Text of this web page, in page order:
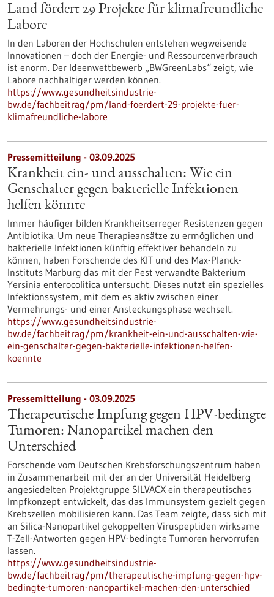
Land fördert 29 Projekte für klimafreundliche
Labore
In den Laboren der Hochschulen entstehen wegweisende
Innovationen – doch der Energie- und Ressourcenverbrauch
ist enorm. Der Ideenwettbewerb „BWGreenLabs“ zeigt, wie
Labore nachhaltiger werden können.
https://www.gesundheitsindustrie-
bw.de/fachbeitrag/pm/land-foerdert-29-projekte-fuer-
klimafreundliche-labore
Pressemitteilung - 03.09.2025
Krankheit ein- und ausschalten: Wie ein
Genschalter gegen bakterielle Infektionen
helfen könnte
Immer häufiger bilden Krankheitserreger Resistenzen gegen
Antibiotika. Um neue Therapieansätze zu ermöglichen und
bakterielle Infektionen künftig effektiver behandeln zu
können, haben Forschende des KIT und des Max-Planck-
Instituts Marburg das mit der Pest verwandte Bakterium
Yersinia enterocolitica untersucht. Dieses nutzt ein spezielles
Infektionssystem, mit dem es aktiv zwischen einer
Vermehrungs- und einer Ansteckungsphase wechselt.
https://www.gesundheitsindustrie-
bw.de/fachbeitrag/pm/krankheit-ein-und-ausschalten-wie-
ein-genschalter-gegen-bakterielle-infektionen-helfen-
koennte
Pressemitteilung - 03.09.2025
Therapeutische Impfung gegen HPV-bedingte
Tumoren: Nanopartikel machen den
Unterschied
Forschende vom Deutschen Krebsforschungszentrum haben
in Zusammenarbeit mit der an der Universität Heidelberg
angesiedelten Projektgruppe SILVACX ein therapeutisches
Impfkonzept entwickelt, das das Immunsystem gezielt gegen
Krebszellen mobilisieren kann. Das Team zeigte, dass sich mit
an Silica-Nanopartikel gekoppelten Viruspeptiden wirksame
T-Zell-Antworten gegen HPV-bedingte Tumoren hervorrufen
lassen.
https://www.gesundheitsindustrie-
bw.de/fachbeitrag/pm/therapeutische-impfung-gegen-hpv-
bedingte-tumoren-nanopartikel-machen-den-unterschied